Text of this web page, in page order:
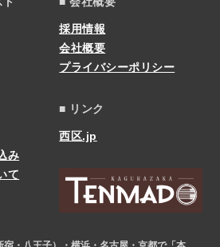
み
て
採用情報
会社概要
プライバシーポリシー
■ リンク
西区.jp